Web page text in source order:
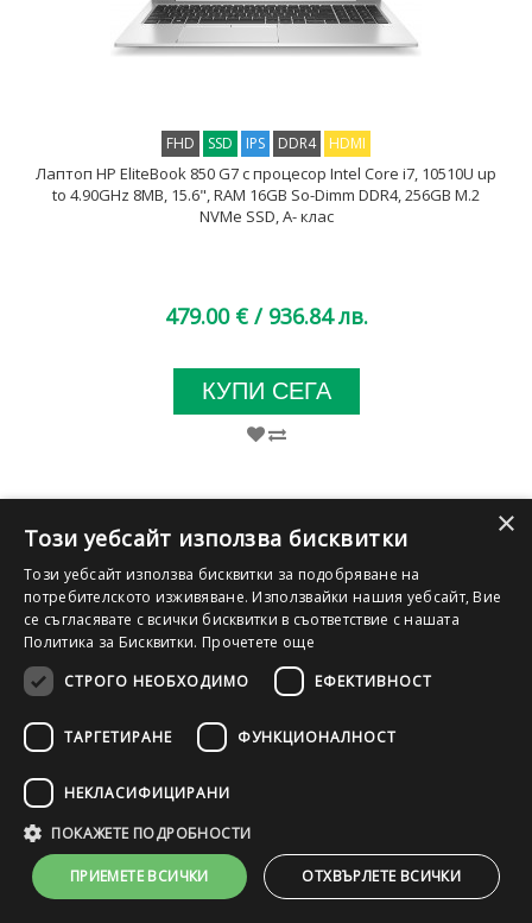
FHD SSD IPS DDR4 HDMI
Лаптоп HP EliteBook 850 G7 с процесор Intel Core i7, 10510U up
to 4.90GHz 8MB, 15.6", RAM 16GB So-Dimm DDR4, 256GB M.2
NVMe SSD, A- клас
479.00 € / 936.84 лв.
КУПИ СЕГА
FHD SSD IPS
Лаптоп HP EliteBook 840 G6 с процесор Intel Core i5, 8265U
1600MHz 6MB, 14", RAM 8192MB So-Dimm DDR4, 256GB M.2 NVMe
SSD, A- клас
×
Този уебсайт използва бисквитки
Този уебсайт използва бисквитки за подобряване на
потребителското изживяване. Използвайки нашия уебсайт, Вие
се съгласявате с всички бисквитки в съответствие с нашата
Политика за Бисквитки. Прочетете още
СТРОГО НЕОБХОДИМО
ЕФЕКТИВНОСТ
ТАРГЕТИРАНЕ ФУНКЦИОНАЛНОСТ
НЕКЛАСИФИЦИРАНИ
ПОКАЖЕТЕ ПОДРОБНОСТИ
ПРИЕМЕТЕ ВСИЧКИ ОТХВЪРЛЕТЕ ВСИЧКИ